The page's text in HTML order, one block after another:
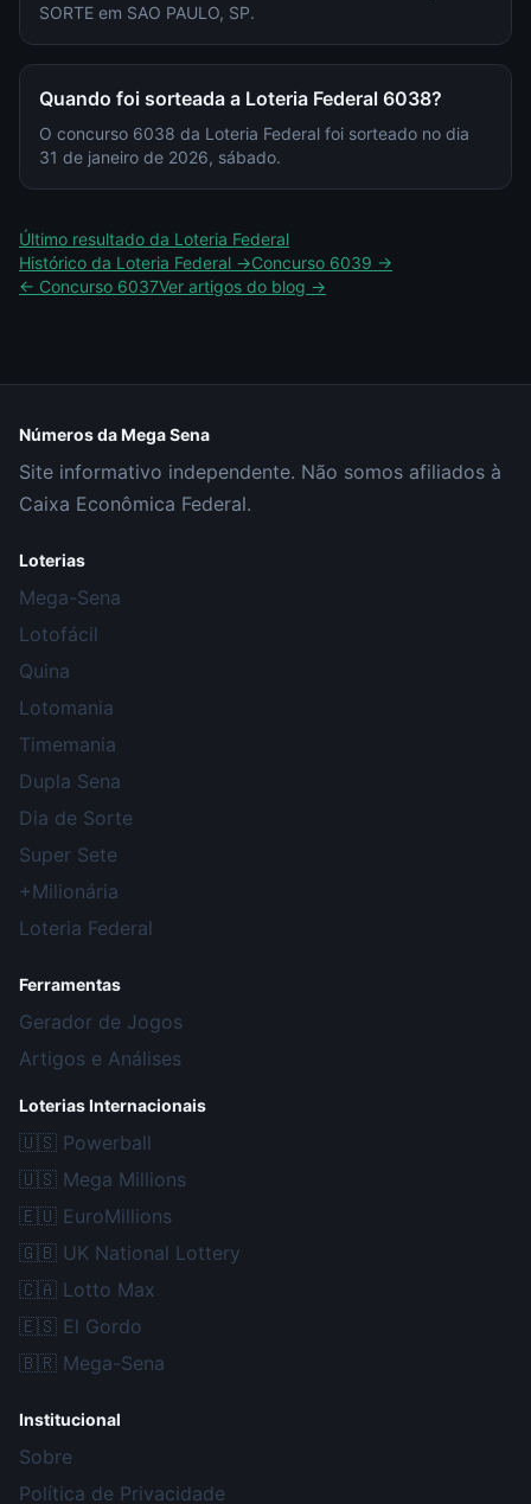
SORTE em SAO PAULO, SP.
Quando foi sorteada a Loteria Federal 6038?
O concurso 6038 da Loteria Federal foi sorteado no dia
31 de janeiro de 2026, sábado.
Último resultado da Loteria Federal
Histórico da Loteria Federal →Concurso 6039 →
← Concurso 6037Ver artigos do blog →
Números da Mega Sena
Site informativo independente. Não somos afiliados à
Caixa Econômica Federal.
Loterias
Mega-Sena
Lotofácil
Quina
Lotomania
Timemania
Dupla Sena
Dia de Sorte
Super Sete
+Milionária
Loteria Federal
Ferramentas
Gerador de Jogos
Artigos e Análises
Loterias Internacionais
🇺🇸 Powerball
🇺🇸 Mega Millions
🇪🇺 EuroMillions
🇬🇧 UK National Lottery
🇨🇦 Lotto Max
🇪🇸 El Gordo
🇧🇷 Mega-Sena
Institucional
Sobre
Política de Privacidade